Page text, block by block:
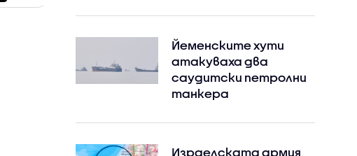
Йеменските хути
атакуваха два
саудитски петролни
танкера
Израелската армия